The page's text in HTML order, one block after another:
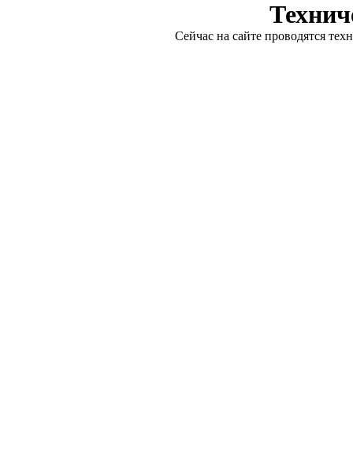
Сейчас на сайте проводятся